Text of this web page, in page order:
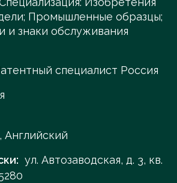
Промышленные образцы;
и знаки обслуживания
специалист Россия
Английский
ул. Автозаводская, д. 3, кв.